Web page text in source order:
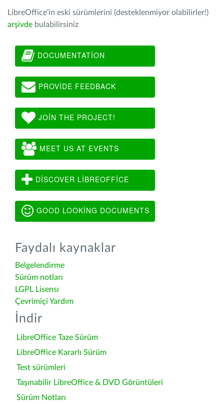
LibreOffice'in eski sürümlerini (desteklenmiyor olabilirler!)
arşivde bulabilirsiniz
DOCUMENTATION
PROVIDE FEEDBACK
JOIN THE PROJECT!
MEET US AT EVENTS
DISCOVER LIBREOFFICE
GOOD LOOKING DOCUMENTS
Faydalı kaynaklar
Belgelendirme
Sürüm notları
LGPL Lisensı
Çevrimiçi Yardım
İndir
LibreOffice Taze Sürüm
LibreOffice Kararlı Sürüm
Test sürümleri
Taşınabilir LibreOffice & DVD Görüntüleri
Sürüm Notları